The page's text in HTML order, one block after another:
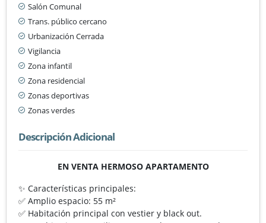
Salón Comunal
Trans. público cercano
Urbanización Cerrada
Vigilancia
Zona infantil
Zona residencial
Zonas deportivas
Zonas verdes
Descripción Adicional
EN VENTA HERMOSO APARTAMENTO
✨ Características principales:
✅ Amplio espacio: 55 m²
✅ Habitación principal con vestier y black out.